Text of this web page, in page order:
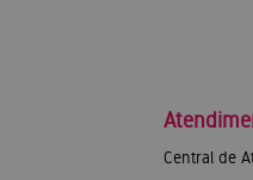
Central de